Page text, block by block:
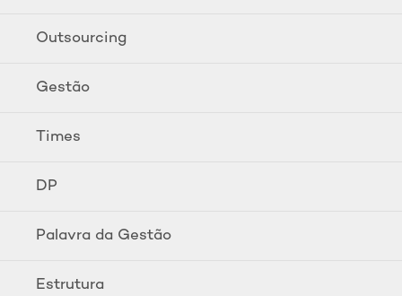
Outsourcing
Gestão
Times
DP
Palavra da Gestão
Estrutura